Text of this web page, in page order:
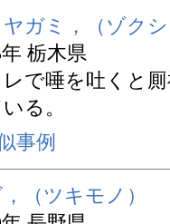
ヤガミ，（ゾク
年 栃木県
レで唾を吐くと
る。
事例
（ツキモノ）